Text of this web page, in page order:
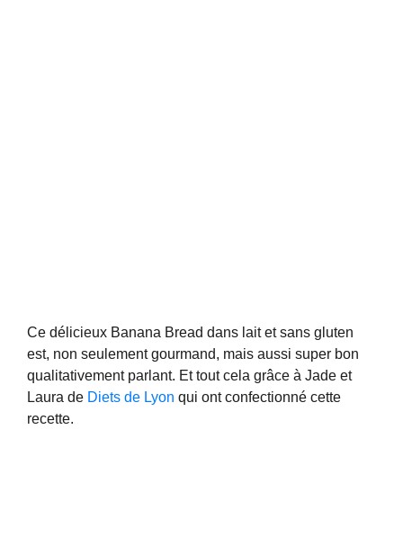
Ce délicieux Banana Bread dans lait et sans gluten
est, non seulement gourmand, mais aussi super bon
qualitativement parlant. Et tout cela grâce à Jade et
Laura de Diets de Lyon qui ont confectionné cette
recette.